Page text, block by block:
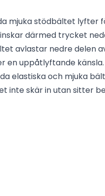
mjuka stödbältet lyfter
därmed trycket
avlastar nedre delen
en uppåtlyftande känsla.
elastiska och mjuka
inte skär in utan sitter